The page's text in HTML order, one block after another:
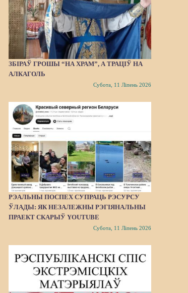
ЗБІРАЎ ГРОШЫ “НА ХРАМ”, А ТРАЦІЎ НА
АЛКАГОЛЬ
Субота, 11 Ліпень 2026
РЭАЛЬНЫ ПОСПЕХ СУПРАЦЬ РЭСУРСУ
ЎЛАДЫ: ЯК НЕЗАЛЕЖНЫ РЭГІЯНАЛЬНЫ
ПРАЕКТ СКАРЫЎ YOUTUBE
Субота, 11 Ліпень 2026